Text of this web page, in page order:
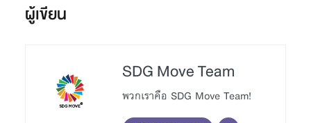
ผู้เขียน
SDG Move Team
พวกเราคือ SDG Move Team!